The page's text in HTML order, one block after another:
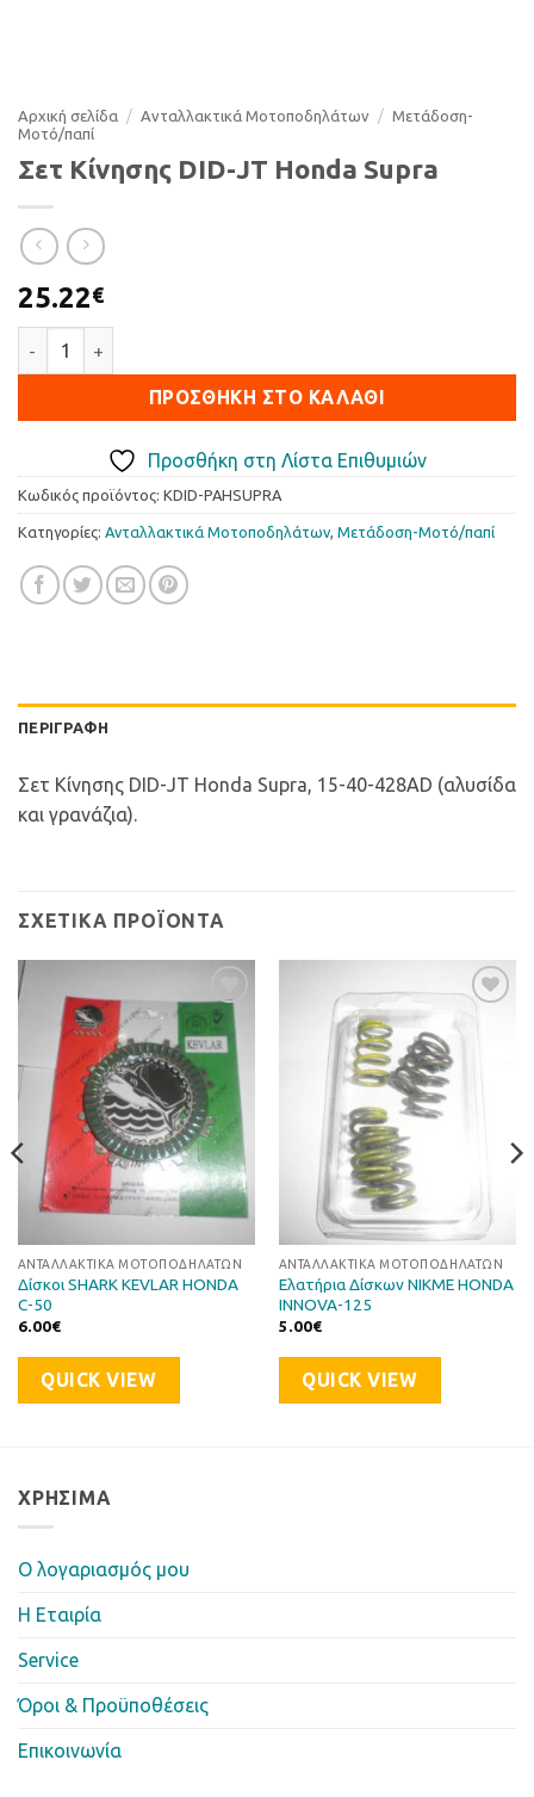
Αρχική σελίδα / Ανταλλακτικά Μοτοποδηλάτων / Μετάδοση-
Μοτό/παπί
Σετ Κίνησης DID-JT Honda Supra
25.22€
ΠΡΟΣΘΉΚΗ ΣΤΟ ΚΑΛΆΘΙ
Προσθήκη στη Λίστα Επιθυμιών
Κωδικός προϊόντος: KDID-PAHSUPRA
Κατηγορίες: Ανταλλακτικά Μοτοποδηλάτων, Μετάδοση-Μοτό/παπί
ΠΕΡΙΓΡΑΦΉ
Σετ Κίνησης DID-JT Honda Supra, 15-40-428AD (αλυσίδα
και γρανάζια).
ΣΧΕΤΙΚΆ ΠΡΟΪΌΝΤΑ
Προσθήκη
στη Λίστα
Επιθυμιών
ΑΝΤΑΛΛΑΚΤΙΚΆ ΜΟΤΟΠΟΔΗΛΆΤΩΝ
Δίσκοι SHARK KEVLAR HONDA
C-50
6.00€
QUICK VIEW
στη Λίστα
Επιθυμιών
ΑΝΤΑΛΛΑΚΤΙΚΆ ΜΟΤΟΠΟΔΗΛΆΤΩΝ
Ελατήρια Δίσκων NIKME HONDA
INNOVA-125
5.00€
QUICK VIEW
ΧΡΉΣΙΜΑ
Ο λογαριασμός μου
Η Eταιρία
Service
Όροι & Προϋποθέσεις
Επικοινωνία